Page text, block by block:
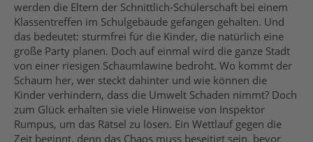
werden die Eltern der Schnittlich-Schülerschaft bei einem
Klassentreffen im Schulgebäude gefangen gehalten. Und
das bedeutet: sturmfrei für die Kinder, die natürlich eine
große Party planen. Doch auf einmal wird die ganze Stadt
von einer riesigen Schaumlawine bedroht. Wo kommt der
Schaum her, wer steckt dahinter und wie können die
Kinder verhindern, dass die Umwelt Schaden nimmt? Doch
zum Glück erhalten sie viele Hinweise von Inspektor
Rumpus, um das Rätsel zu lösen. Ein Wettlauf gegen die
Zeit beginnt, denn das Chaos muss beseitigt sein, bevor